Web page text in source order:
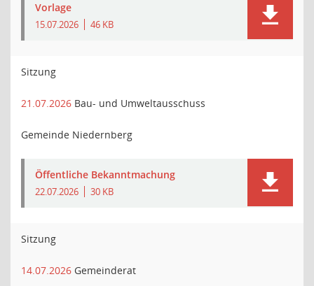
Vorlage
15.07.2026 46 KB
Sitzung
21.07.2026 Bau- und Umweltausschuss
Gemeinde Niedernberg
Öffentliche Bekanntmachung
22.07.2026 30 KB
Sitzung
14.07.2026 Gemeinderat